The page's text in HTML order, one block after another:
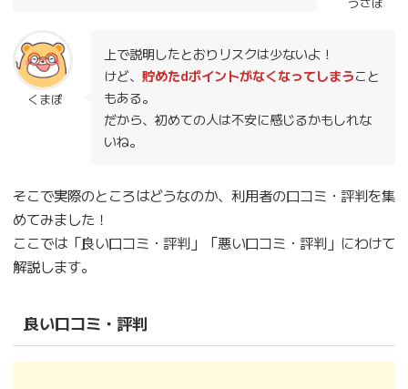
くまぽ
上で説明したとおりリスクは少ないよ！
けど、 貯めたdポイントがなくなってしまうこと
もある。
だから、初めての人は不安に感じるかもしれな
いね。
そこで実際のところはどうなのか、利用者の口コミ・評判を集
めてみました！
ここでは「良い口コミ・評判」「悪い口コミ・評判」にわけて
解説します。
良い口コミ・評判